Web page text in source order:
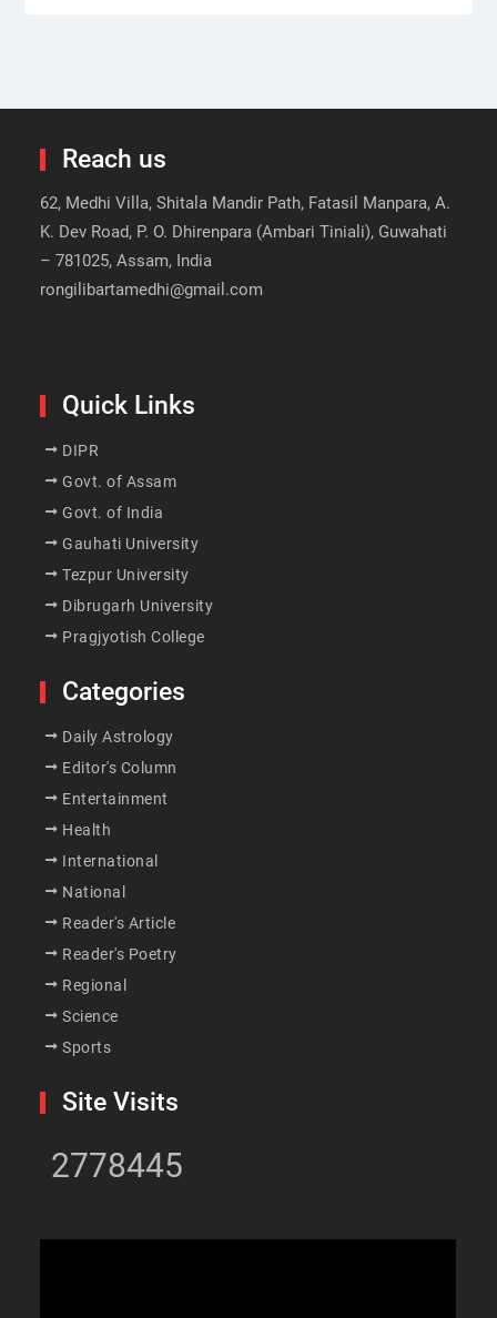
Reach us
62, Medhi Villa, Shitala Mandir Path, Fatasil Manpara, A.
K. Dev Road, P. O. Dhirenpara (Ambari Tiniali), Guwahati
– 781025, Assam, India
rongilibartamedhi@gmail.com
Quick Links
DIPR
Govt. of Assam
Govt. of India
Gauhati University
Tezpur University
Dibrugarh University
Pragjyotish College
Categories
Daily Astrology
Editor's Column
Entertainment
Health
International
National
Reader's Article
Reader's Poetry
Regional
Science
Sports
Site Visits
2778445